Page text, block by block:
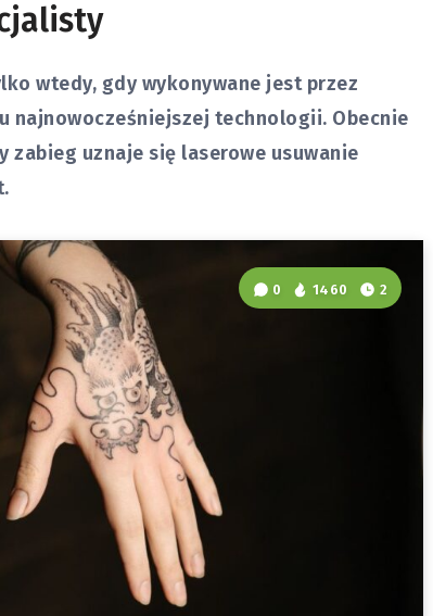
wtedy, gdy wykonywane jest przez
najnowocześniejszej technologii. Obecnie
uznaje się laserowe usuwanie
0 1460 2